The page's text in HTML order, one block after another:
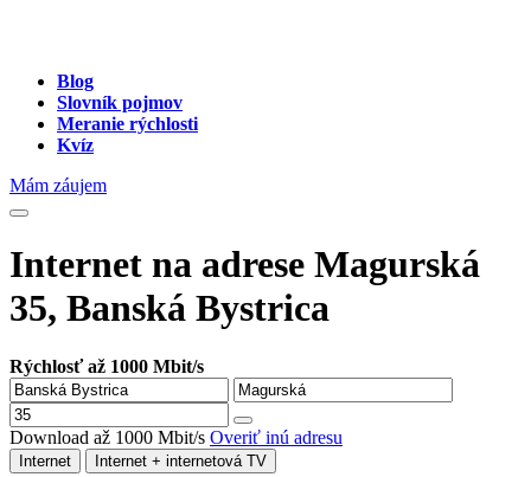
Blog
Slovník pojmov
Meranie rýchlosti
Kvíz
Mám záujem
Internet na adrese Magurská
35, Banská Bystrica
Rýchlosť až 1000 Mbit/s
Download až 1000 Mbit/s Overiť inú adresu
Internet Internet + internetová TV